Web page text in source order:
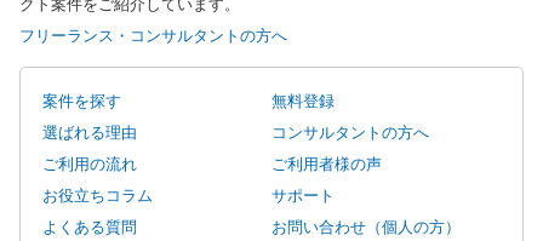
フリーランス・コンサルタントの方へ
案件を探す
無料登録
選ばれる理由
コンサルタントの方へ
ご利用の流れ
ご利用者様の声
お役立ちコラム
サポート
よくある質問
お問い合わせ（個人の方）